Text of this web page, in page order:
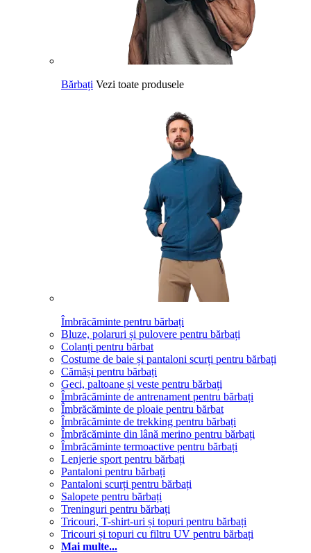
Bărbați Vezi toate produsele
Îmbrăcăminte pentru bărbați
Bluze, polaruri și pulovere pentru bărbați
Colanți pentru bărbat
Costume de baie și pantaloni scurți pentru bărbați
Cămăși pentru bărbați
Geci, paltoane și veste pentru bărbați
Îmbrăcăminte de antrenament pentru bărbați
Îmbrăcăminte de ploaie pentru bărbat
Îmbrăcăminte de trekking pentru bărbați
Îmbrăcăminte din lână merino pentru bărbați
Îmbrăcăminte termoactive pentru bărbați
Lenjerie sport pentru bărbați
Pantaloni pentru bărbați
Pantaloni scurți pentru bărbați
Salopete pentru bărbați
Treninguri pentru bărbați
Tricouri, T-shirt-uri și topuri pentru bărbați
Tricouri și topuri cu filtru UV pentru bărbați
Mai multe...